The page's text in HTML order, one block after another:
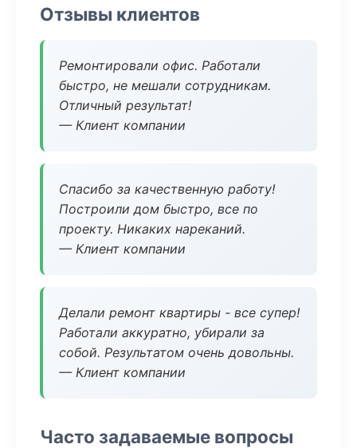
Отзывы клиентов
Ремонтировали офис. Работали
быстро, не мешали сотрудникам.
Отличный результат!
— Клиент компании
Спасибо за качественную работу!
Построили дом быстро, все по
проекту. Никаких нареканий.
— Клиент компании
Делали ремонт квартиры - все супер!
Работали аккуратно, убирали за
собой. Результатом очень довольны.
— Клиент компании
Часто задаваемые вопросы